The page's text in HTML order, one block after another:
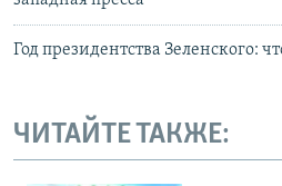
Год президентства Зеленского:
ЧИТАЙТЕ ТАКЖЕ: